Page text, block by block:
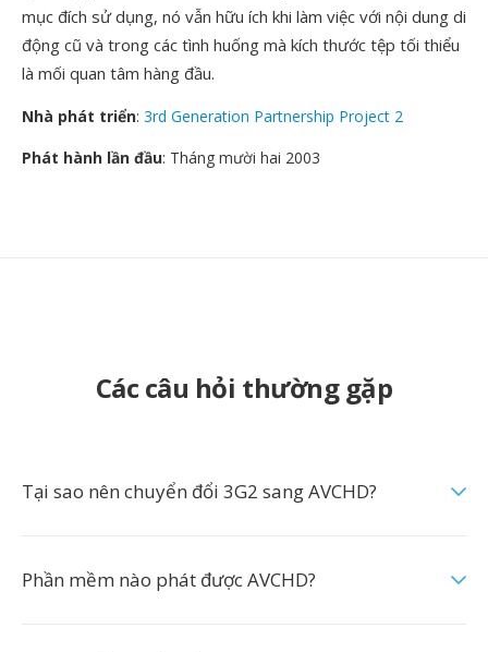
mục đích sử dụng, nó vẫn hữu ích khi làm việc với nội dung di
động cũ và trong các tình huống mà kích thước tệp tối thiểu
là mối quan tâm hàng đầu.
Nhà phát triển: 3rd Generation Partnership Project 2
Phát hành lần đầu: Tháng mười hai 2003
Các câu hỏi thường gặp
Tại sao nên chuyển đổi 3G2 sang AVCHD?
Phần mềm nào phát được AVCHD?